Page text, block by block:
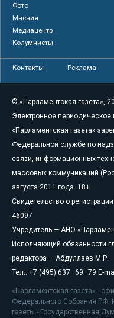
Фото
Мнения
Медиацентр
Колумнисты
Контакты Реклама
© «Парламентская газета»,
Электронное периодическое
«Парламентская газета»
Федеральной службе по
связи, информационных
массовых коммуникаций
августа 2011 года. 18+
Свидетельство о
46097
Учредитель — АНО
Исполняющий обязанности
редактора — Абдуллаев М.Р.
Тел.: +7 (495) 637–69–79 E-
«Парламентская газета» -
Федерального Собрания РФ.
газеты - Государственная